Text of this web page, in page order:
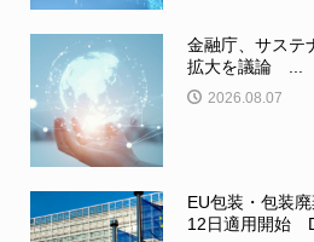
金融庁、サステ
拡大を議論 ...
2026.08.07
EU包装・包装
12日適用開始